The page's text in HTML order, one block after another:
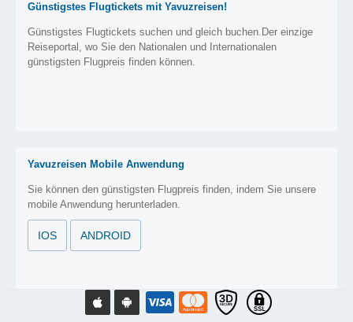
Günstigstes Flugtickets mit Yavuzreisen!
Günstigstes Flugtickets suchen und gleich buchen.Der einzige
Reiseportal, wo Sie den Nationalen und Internationalen
günstigsten Flugpreis finden können.
Yavuzreisen Mobile Anwendung
Sie können den günstigsten Flugpreis finden, indem Sie unsere
mobile Anwendung herunterladen.
IOS ANDROID